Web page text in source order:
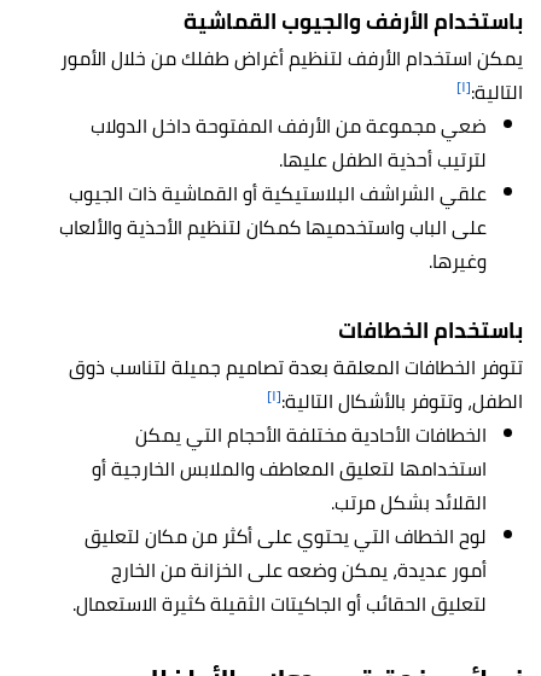
باستخدام الأرفف والجيوب القماشية
يمكن استخدام الأرفف لتنظيم أغراض طفلك من خلال الأمور
التالية:[١]
ضعي مجموعة من الأرفف المفتوحة داخل الدولاب
لترتيب أحذية الطفل عليها.
علقي الشراشف البلاستيكية أو القماشية ذات الجيوب
على الباب واستخدميها كمكان لتنظيم الأحذية والألعاب
وغيرها.
باستخدام الخطافات
تتوفر الخطافات المعلقة بعدة تصاميم جميلة لتناسب ذوق
الطفل، وتتوفر بالأشكال التالية:[١]
الخطافات الأحادية مختلفة الأحجام التي يمكن
استخدامها لتعليق المعاطف والملابس الخارجية أو
القلائد بشكل مرتب.
لوح الخطاف التي يحتوي على أكثر من مكان لتعليق
أمور عديدة، يمكن وضعه على الخزانة من الخارج
لتعليق الحقائب أو الجاكيتات الثقيلة كثيرة الاستعمال.